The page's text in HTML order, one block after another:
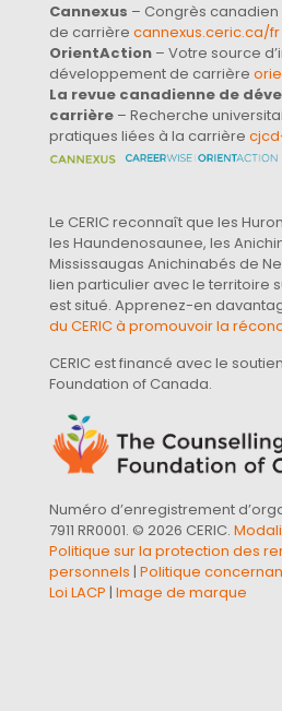
Cannexus – Congrès
de carrière cannexus.ceric.ca/fr
OrientAction – Votre source
développement de carrière
La revue canadienne de
carrière – Recherche
pratiques liées à la carrière
Le CERIC reconnaît que les
les Haundenosaunee, les
Mississaugas Anichinabés de
lien particulier avec le territoire
est situé. Apprenez-en
du CERIC à promouvoir la
CERIC est financé avec le
Foundation of Canada.
Numéro d’enregistrement
7911 RR0001. © 2026 CERIC.
Politique sur la protection des
personnels | Politique
Loi LACP | Image de marque